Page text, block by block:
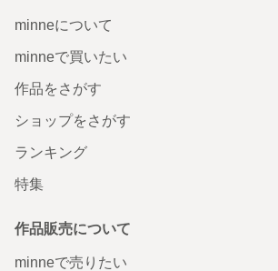
minneについて
minneで買いたい
作品をさがす
ショップをさがす
ランキング
特集
作品販売について
minneで売りたい